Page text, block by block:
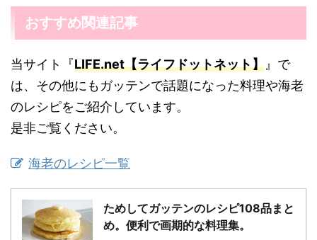
おすすめ関連記事
当サイト『LIFE.net【ライフドットネット】 』で
は、その他にもガッテンで話題になった料理や海老
のレシピをご紹介しています。
是非ご覧ください。
海老のレシピ一覧
ためしてガッテンのレシピ108品まと
め。便利で画期的な料理集。